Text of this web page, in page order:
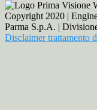
Copyright 2020 |
Parma S.p.A. |
Disclaimer trattamento